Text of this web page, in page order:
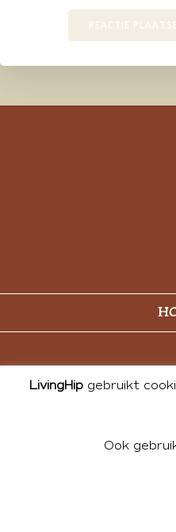
LivingHip gebruikt
Ook